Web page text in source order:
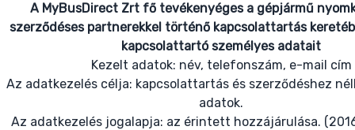
A MyBusDirect Zrt fő tevékenyéges a gépjármű
szerződéses partnerekkel történő kapcsolattartás
kapcsolattartó személyes adatait
Kezelt adatok: név, telefonszám, e-mail cím
Az adatkezelés célja: kapcsolattartás és szerződéshez
adatok.
Az adatkezelés jogalapja: az érintett hozzájárulása.